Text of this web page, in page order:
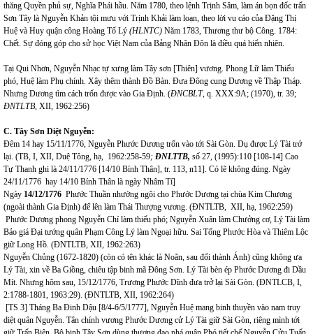
thăng Quyền phủ sự, Nghĩa Phái hầu. Năm 1780, theo lệnh Trịnh Sâm, làm án bọn đốc trấn
Sơn Tây là Nguyễn Khản tội mưu với Trịnh Khải làm loạn, theo lời vu cáo của Đặng Thị
Huệ và Huy quận công Hoàng Tố Lý (HLNTC) Năm 1783, Thương thư bộ Công. 1784:
Chết. Sự đóng góp cho sử học Việt Nam của Bảng Nhãn Đôn là điều quá hiển nhiên.
Tại Qui Nhơn, Nguyễn Nhạc tự xưng làm Tây sơn [Thiên] vương. Phong Lữ làm Thiếu
phó, Huệ làm Phụ chính. Xây thêm thành Đồ Bàn. Đưa Đông cung Dương về Thập Tháp.
Nhưng Dương tìm cách trốn được vào Gia Định. (ĐNCBLT, q. XXX:9A; (1970), tr. 39;
ĐNTLTB, XII, 1962:256)
C. Tây Sơn Diệt Nguyễn:
Đêm 14 hay 15/11/1776, Nguyễn Phước Dương trốn vào tới Sài Gòn. Dụ được Lý Tài trở
lại. (TB, I, XII, Duệ Tông, hạ, 1962:258-59; ĐNLTTB, số 27, (1995):110 [108-14] Cao
Tự Thanh ghi là 24/11/1776 [14/10 Bính Thân], tr. 113, n11]. Có lẽ không đúng. Ngày
24/11/1776 hay 14/10 Bính Thân là ngày Nhâm Tí]
Ngày 14/12/1776 Phước Thuần nhường ngôi cho Phước Dương tại chùa Kim Chương
(ngoài thành Gia Định) để lên làm Thái Thượng vương. (ĐNTLTB, XII, hạ, 1962:259)
Phước Dương phong Nguyễn Chí làm thiếu phó; Nguyễn Xuân làm Chưởng cơ, Lý Tài làm
Bảo giá Đại tướng quân Phạm Công Lý làm Ngoại hữu. Sai Tống Phước Hòa và Thiêm Lộc
giữ Long Hồ. (ĐNTLTB, XII, 1962:263)
Nguyễn Chủng (1672-1820) (còn có tên khác là Noãn, sau đổi thành Ánh) cũng không ưa
Lý Tài, xin về Ba Giồng, chiêu tập binh mã Đông Sơn. Lý Tài bèn ép Phước Dương đi Dầu
Mít. Nhưng hôm sau, 15/12/1776, Trương Phước Dĩnh đưa trở lại Sài Gòn. (ĐNTLCB, I,
2:1788-1801, 1963:29). (ĐNTLTB, XII, 1962:264)
[TS 3] Tháng Ba Đinh Dậu [8/4-6/5/1777], Nguyễn Huệ mang binh thuyền vào nam truy
diệt quân Nguyễn. Tân chính vương Phước Dương cử Lý Tài giữ Sài Gòn, riêng mình tới